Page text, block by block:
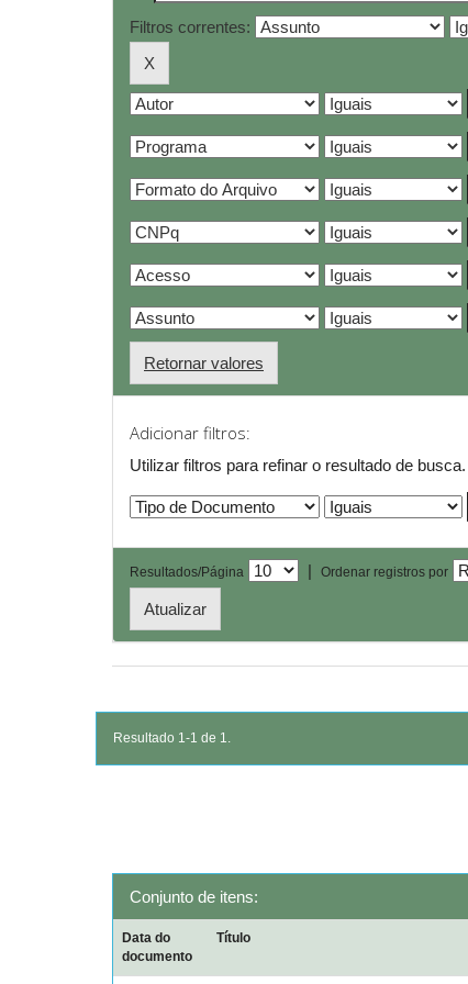
Filtros correntes:
Retornar valores
Adicionar filtros:
Utilizar filtros para refinar o resultado de busca.
Resultados/Página | Ordenar registros por
Resultado 1-1 de 1.
Conjunto de itens:
Data do
documento
Título